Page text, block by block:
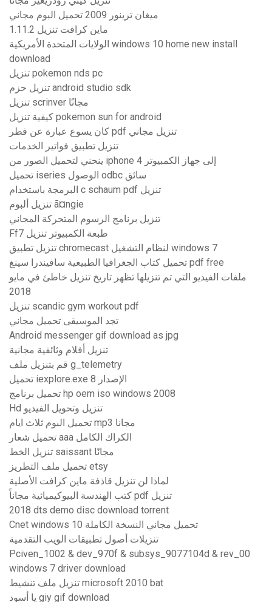
ميغان ترينور 2009 تحميل البوم مجاني
1.11.2 ماين كرافت تنزيل
الولايات المتحدة الأمريكية windows 10 home new install
download
تنزيل pokemon nds pc
تنزيل حزم android studio sdk
تنزيل scrinver مجانًا
كيفية تنزيل pokemon sun for android
كان يسوع عبارة عن فطر pdf تنزيل مجاني
تنزيل تطبيق فواتير الخدمات
ينحني لتحميل الصور من iphone 4 إلى جهاز الكمبيوتر
تحميل iseries الوصول odbc سائق
البرمجة باستخدام c schaum pdf تنزيل
تنزيل ألبوم ã¤ngie
تنزيل برنامج الرسوم المتحركة المجاني
Ff7 طبعة الكمبيوتر تنزيل
تنزيل تطبيق chromecast لنظام التشغيل windows 7
تحميل كتاب الجغرافيا الطبيعية سافيندرا سينغ pdf free
ملفات الفيديو التي تم تنزيلها تظهر تاريخ تنزيل خاطئ في مايو
2018
تنزيل scandic gym workout pdf
تجد الموسيقى تحميل مجاني
Android messenger gif download as jpg
تنزيل أفلام وثائقية مجانية
قم بتنزيل ملف g_telemetry
تحميل iexplore.exe الإصدار 8
تحميل برنامج hp oem iso windows 2008
Hd تنزيل وتحويل الفيديو
تحميل البوم ثلاث ايام mp3 مجانا
تحميل شعار aaa الكراك الكامل
تنزيل الخط saissant مجانًا
تحميل ملف التطريز etsy
لماذا لن تنزيل قاذفة ماين كرافت الأصلية
كتب الهندسة البيوكيميائية مجاناً pdf تنزيل
2018 dts demo disc download torrent
Cnet windows 10 تحميل مجاني النسخة الكاملة
تنزيلات أصول تطبيقات الويب التقدمية
Pciven_1002 & dev_970f & subsys_9077104d & rev_00
windows 7 driver download
تنزيل ملف تنشيط microsoft 2010 bat
يا أسود giy gif download